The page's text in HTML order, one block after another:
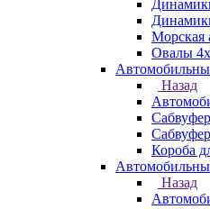
Морская
Овалы
Назад
Короба
Назад